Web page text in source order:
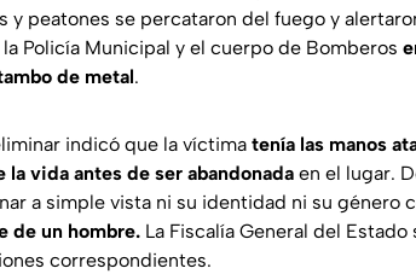
y peatones se percataron del fuego y
Policía Municipal y el cuerpo de Bomberos
de metal.
indicó que la víctima tenía las manos
la vida antes de ser abandonada en el lugar.
a simple vista ni su identidad ni su género
de un hombre. La Fiscalía General del
correspondientes.